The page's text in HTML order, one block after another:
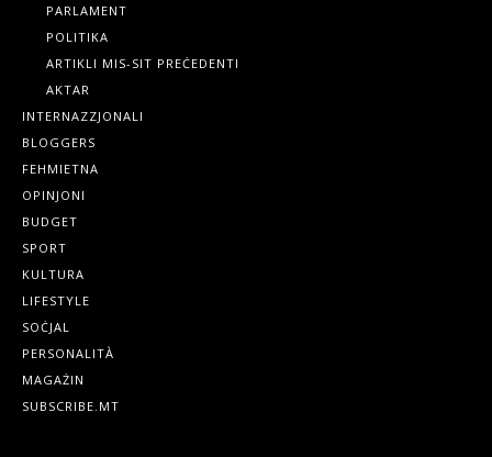
PARLAMENT
POLITIKA
ARTIKLI MIS-SIT PREĊEDENTI
AKTAR
INTERNAZZJONALI
BLOGGERS
FEHMIETNA
OPINJONI
BUDGET
SPORT
KULTURA
LIFESTYLE
SOĊJAL
PERSONALITÀ
MAGAŻIN
SUBSCRIBE.MT